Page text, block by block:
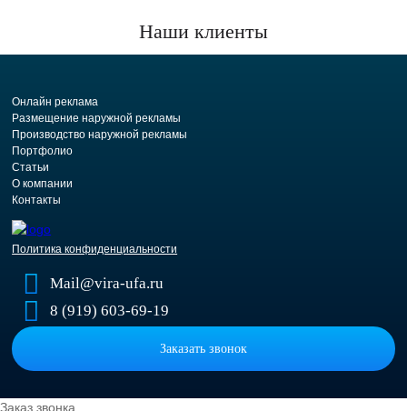
Наши клиенты
Онлайн реклама
Размещение наружной рекламы
Производство наружной рекламы
Портфолио
Статьи
О компании
Контакты
Политика конфиденциальности
Mail@vira-ufa.ru
8 (919) 603-69-19
Заказать звонок
Заказ звонка